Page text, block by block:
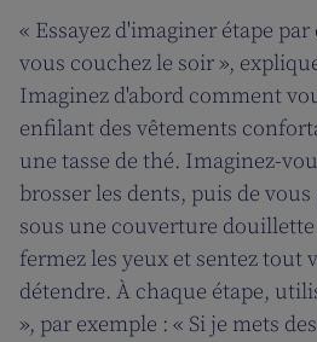
« Essayez d'imaginer étape
vous couchez le soir »,
Imaginez d'abord comment
enfilant des vêtements
une tasse de thé. Imaginez-
brosser les dents, puis de
sous une couverture
fermez les yeux et sentez tout
détendre. À chaque étape,
», par exemple : « Si je mets